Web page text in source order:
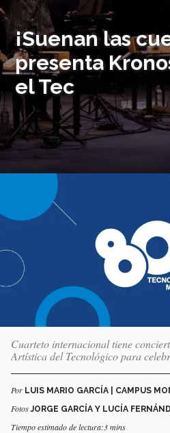
¡Suenan las
presenta
el Tec
logo
Cuarteto internacional tiene
Artística del Tecnológico para
Por LUIS MARIO GARCÍA | CAMPUS
FotosJORGE GARCÍA Y LUCÍA
Tiempo estimado de lectura:3 mins